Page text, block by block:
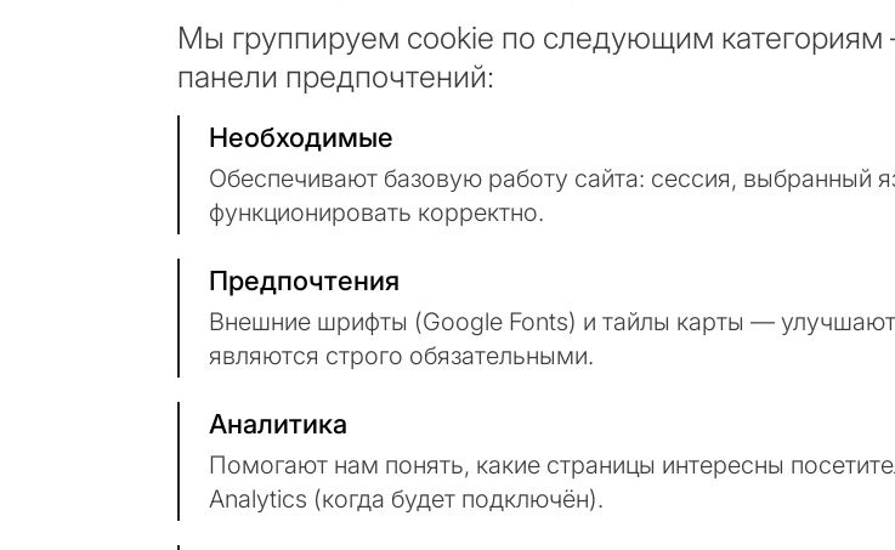
Мы группируем cookie по следующим
панели предпочтений:
Необходимые
Обеспечивают базовую работу сайта: сессия, выбранный
функционировать корректно.
Предпочтения
Внешние шрифты (Google Fonts) и тайлы карты —
являются строго обязательными.
Аналитика
Помогают нам понять, какие страницы интересны
Analytics (когда будет подключён).
запрос
←